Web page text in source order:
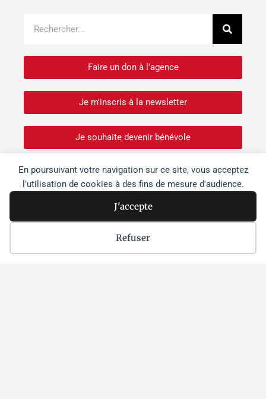
En poursuivant votre navigation sur ce site, vous acceptez
l’utilisation de cookies à des fins de mesure d'audience.
J'accepte
Refuser
Faire un don à l'agence
Je m'inscris à la newsletter
Je souhaite devenir bénévole
Dernières actus
Israël s’empare « morceau par
morceau » des sites patrimoniaux de
Cisjordanie